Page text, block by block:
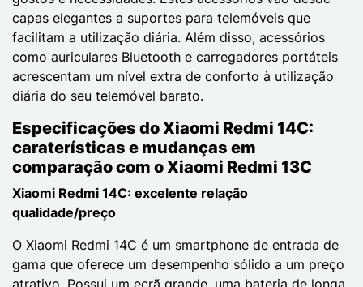
capas elegantes a suportes para telemóveis que
facilitam a utilização diária. Além disso, acessórios
como auriculares Bluetooth e carregadores portáteis
acrescentam um nível extra de conforto à utilização
diária do seu telemóvel barato.
Especificações do Xiaomi Redmi 14C:
caraterísticas e mudanças em
comparação com o Xiaomi Redmi 13C
Xiaomi Redmi 14C: excelente relação
qualidade/preço
O Xiaomi Redmi 14C é um smartphone de entrada de
gama que oferece um desempenho sólido a um preço
atrativo. Possui um ecrã grande, uma bateria de longa